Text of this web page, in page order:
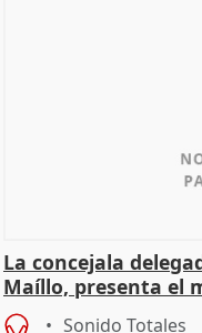
La concejala
Maíllo, presenta el
madrileñas'
Sonido Totales